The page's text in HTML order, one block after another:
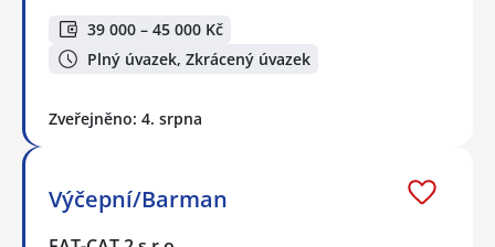
39 000 – 45 000 Kč
Plný úvazek, Zkrácený úvazek
Zveřejněno: 4. srpna
Výčepní/Barman